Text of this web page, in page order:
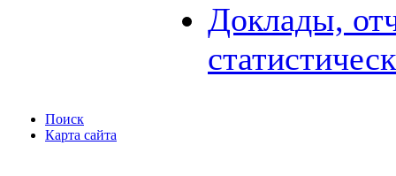
Доклады,
Поиск
Карта сайта